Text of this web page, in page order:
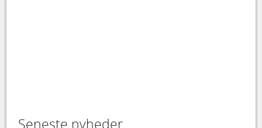
Seneste nyheder